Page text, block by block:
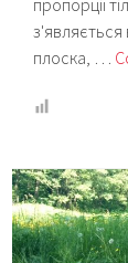
пропорції
з'являється
плоска, …